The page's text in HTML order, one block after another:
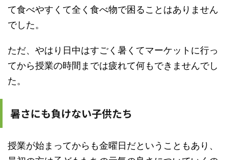
て食べやすくて全く食べ物で困ることはありません
でした。
ただ、やはり日中はすごく暑くてマーケットに行っ
てから授業の時間までは疲れて何もできませんでし
た。
暑さにも負けない子供たち
授業が始まってからも金曜日だということもあり、